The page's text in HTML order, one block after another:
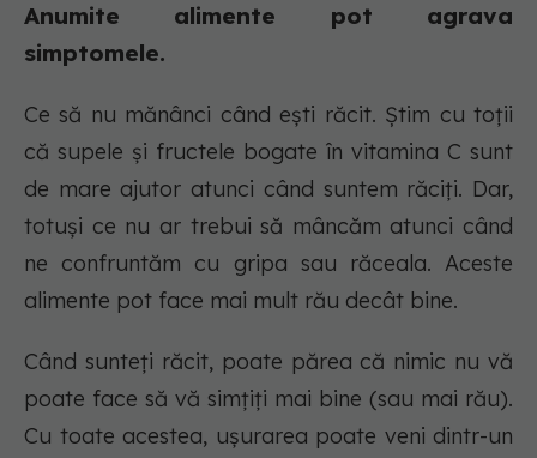
Anumite alimente pot agrava
simptomele.
Ce să nu mănânci când ești răcit. Știm cu toții
că supele și fructele bogate în vitamina C sunt
de mare ajutor atunci când suntem răciți. Dar,
totuși ce nu ar trebui să mâncăm atunci când
ne confruntăm cu gripa sau răceala. Aceste
alimente pot face mai mult rău decât bine.
Când sunteți răcit, poate părea că nimic nu vă
poate face să vă simțiți mai bine (sau mai rău).
Cu toate acestea, ușurarea poate veni dintr-un